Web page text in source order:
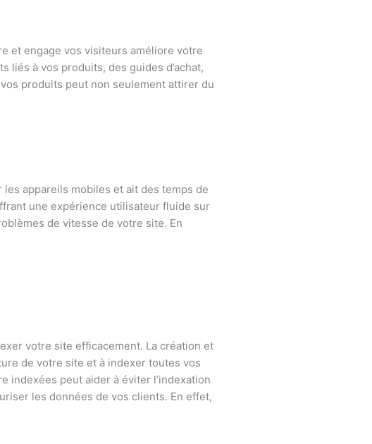
et engage vos visiteurs améliore votre
liés à vos produits, des guides d’achat,
produits peut non seulement attirer du
appareils mobiles et ait des temps de
une expérience utilisateur fluide sur
de vitesse de votre site. En
votre site efficacement. La création et
de votre site et à indexer toutes vos
indexées peut aider à éviter l’indexation
les données de vos clients. En effet,